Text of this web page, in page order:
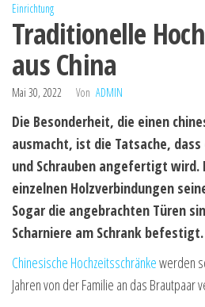
Einrichtung
Traditionelle
aus China
Mai 30, 2022 Von ADMIN
Die Besonderheit, die einen
ausmacht, ist die Tatsache,
und Schrauben angefertigt wird.
einzelnen Holzverbindungen
Sogar die angebrachten Türen
Scharniere am Schrank befestigt.
Chinesische Hochzeitsschränkewerden
Jahren von der Familie an das Brautpaar